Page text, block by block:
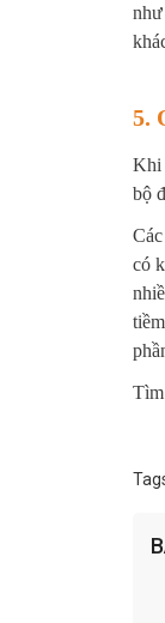
5.
Khi
bộ
có